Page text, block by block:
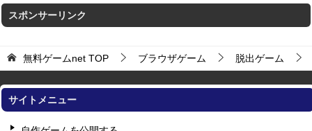
スポンサーリンク
無料ゲームnet TOP ブラウザゲーム 脱出ゲーム
サイトメニュー